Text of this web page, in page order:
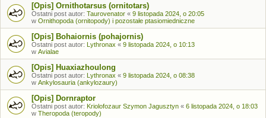
[Opis] Ornithotarsus (ornitotars)
Ostatni post autor: Taurovenator « 9 listopada 2024, o 20:05
w Ornithopoda (ornitopody) i pozostałe ptasiomiedniczne
[Opis] Bohaiornis (pohajornis)
Ostatni post autor: Lythronax « 9 listopada 2024, o 10:13
w Avialae
[Opis] Huaxiazhoulong
Ostatni post autor: Lythronax « 9 listopada 2024, o 08:38
w Ankylosauria (ankylozaury)
[Opis] Dornraptor
Ostatni post autor: Kriolofozaur Szymon Jagusztyn « 6 listopada 2024, o 18:03
w Theropoda (teropody)